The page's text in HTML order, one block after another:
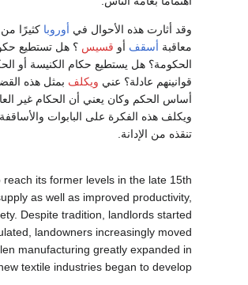
وقد أثارت هذه الأحوال في أوروبا كثيرًا
معاقبة أسقف أو قسيس ؟ هل تستطيع
الحكومة؟ هل يستطيع حكام الكنيسة أو
قوانينهم عادلة؟ عني ويكلف بمثل هذه
أساس الحكم وكان يعني أن الحكام غير
ويكلف هذه الفكرة على البابوات
تنقذه من الإدانة.
its former levels in the late 15th
as well as improved productivity,
Despite tradition, landlords started
landowners increasingly moved
manufacturing greatly expanded in
textile industries began to develop.